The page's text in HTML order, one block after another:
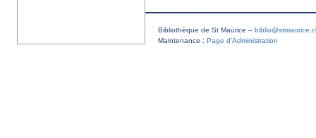
Bibliothèque de St Maurice –
Maintenance : Page d’Administration